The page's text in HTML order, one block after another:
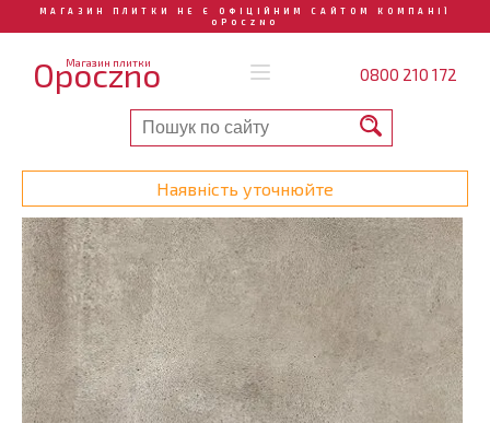
МАГАЗИН ПЛИТКИ НЕ Є ОФІЦІЙНИМ САЙТОМ КОМПАНІЇ
OPOCZNO
Магазин плитки
Opoczno 0800 210 172
Наявність уточнюйте